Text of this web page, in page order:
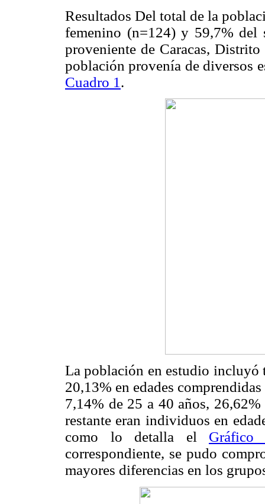
Resultados Del total de la
femenino (n=124) y 59,7% del
proveniente de Caracas,
población provenía de diversos
Cuadro 1 .
La población en estudio incluyó
20,13% en edades
7,14% de 25 a 40 años,
restante eran individuos en
como lo detalla el Gráfico
correspondiente, se pudo
mayores diferencias en los